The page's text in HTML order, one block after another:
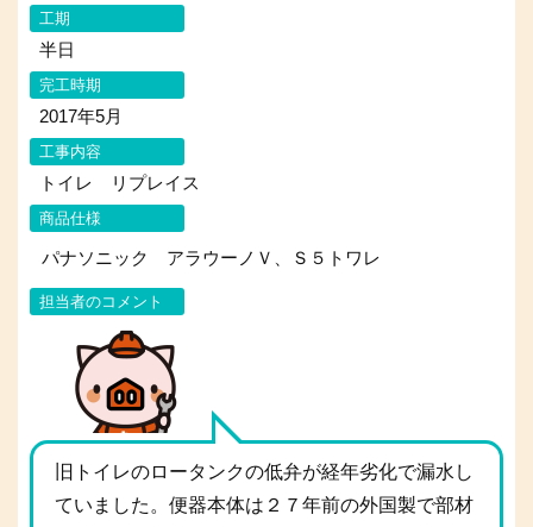
工期
半日
完工時期
2017年5月
工事内容
トイレ リプレイス
商品仕様
パナソニック アラウーノＶ、Ｓ５トワレ
担当者のコメント
旧トイレのロータンクの低弁が経年劣化で漏水し
ていました。便器本体は２７年前の外国製で部材